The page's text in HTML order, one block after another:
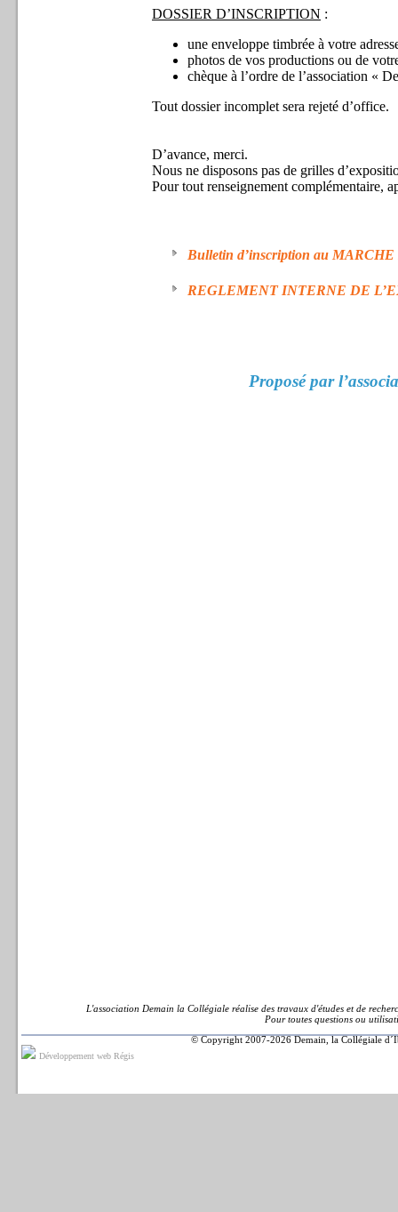
DOSSIER D’INSCRIPTION :
une enveloppe timbrée à votre
photos de vos productions ou de
chèque à l’ordre de l’association «
Tout dossier incomplet sera rejeté d’office.
D’avance, merci.
Nous ne disposons pas de grilles
Pour tout renseignement complémentaire,
Bulletin d’inscription au
REGLEMENT INTERNE DE
Proposé par
L'association Demain la Collégiale réalise des travaux d'études et de
Pour toutes questions ou
© Copyright 2007-2026 Demain, la Collégiale
Développement web Régis